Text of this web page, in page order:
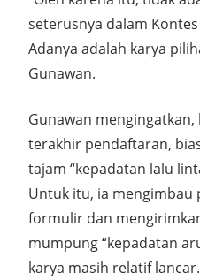
seterusnya dalam
Adanya adalah karya
Gunawan.
Gunawan
terakhir pendaftaran,
tajam “kepadatan lalu
Untuk itu, ia mengimbau
formulir dan
mumpung “kepadatan
karya masih relatif lancar.